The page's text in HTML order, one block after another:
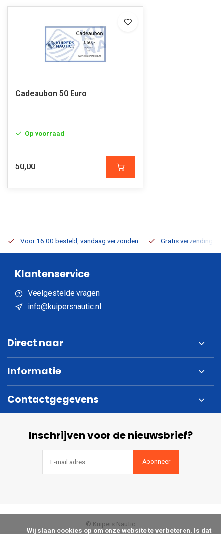
Cadeaubon 50 Euro
Op voorraad
50,00
Voor 16:00 besteld, vandaag verzonden Gratis verzending
Klantenservice
Veelgestelde vragen
info@kuipersnautic.nl
Direct naar
Informatie
Contactgegevens
Inschrijven voor de nieuwsbrief?
Abonneer
© Kuipers Nautic